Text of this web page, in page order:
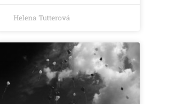
Helena Tutterová